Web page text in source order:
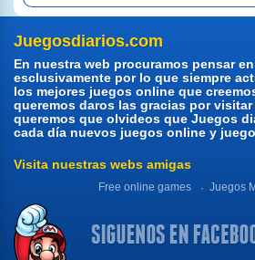
Juegosdiarios.com
En nuestra web procuramos pensar
esclusivamente por lo que siempre
los mejores juegos online que
queremos daros las gracias por
queremos que olvideos que Juegos
cada día nuevos juegos online y
Visita nuestras webs amigas
Free online games Juegos